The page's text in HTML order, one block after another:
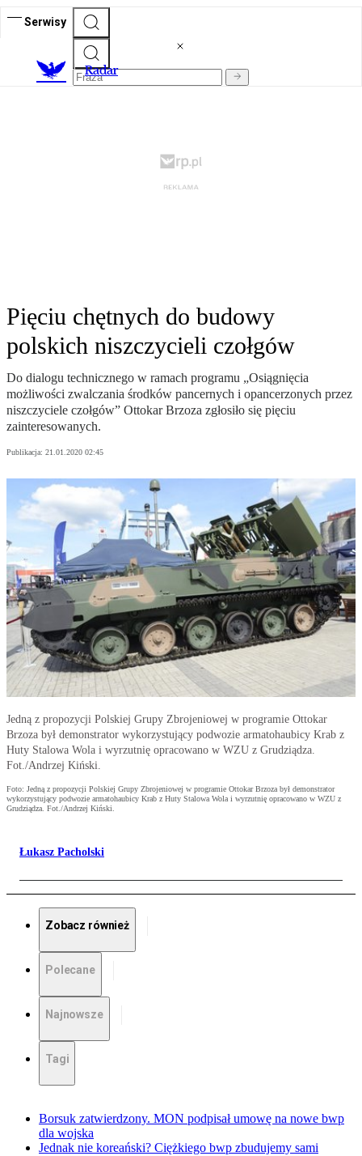
Serwisy
Radar
Pięciu chętnych do budowy
polskich niszczycieli czołgów
Do dialogu technicznego w ramach programu „Osiągnięcia
możliwości zwalczania środków pancernych i opancerzonych przez
niszczyciele czołgów” Ottokar Brzoza zgłosiło się pięciu
zainteresowanych.
Publikacja: 21.01.2020 02:45
Jedną z propozycji Polskiej Grupy Zbrojeniowej w programie Ottokar
Brzoza był demonstrator wykorzystujący podwozie armatohaubicy Krab z
Huty Stalowa Wola i wyrzutnię opracowano w WZU z Grudziądza.
Fot./Andrzej Kiński.
Foto: Jedną z propozycji Polskiej Grupy Zbrojeniowej w programie Ottokar Brzoza był demonstrator
wykorzystujący podwozie armatohaubicy Krab z Huty Stalowa Wola i wyrzutnię opracowano w WZU z
Grudziądza. Fot./Andrzej Kiński.
Łukasz Pacholski
Zobacz również
Polecane
Najnowsze
Tagi
Borsuk zatwierdzony. MON podpisał umowę na nowe bwp
dla wojska
Jednak nie koreański? Ciężkiego bwp zbudujemy sami